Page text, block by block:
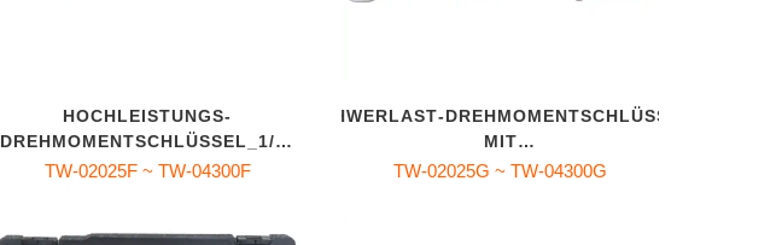
HOCHLEISTUNGS-
DREHMOMENTSCHLÜSSEL_1/4"
~ 1/2"
TW-02025F ~ TW-04300F
SCHWERLAST‑DREHMOMENTSCHLÜSSEL
MIT
BILDSCHIRMANZEIGE_1/4" / 3/8" / 1/2"
TW-02025G ~ TW-04300G